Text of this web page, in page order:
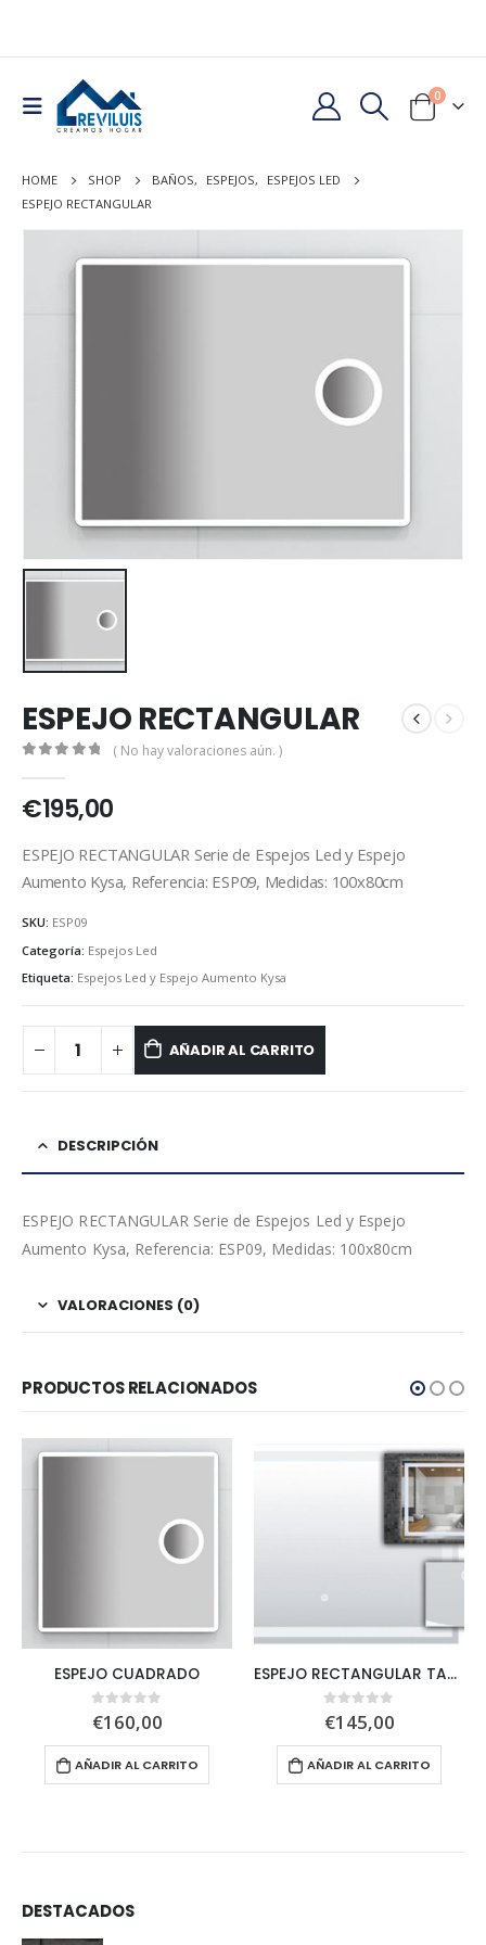
0
HOME SHOP BAÑOS, ESPEJOS,
ESPEJOS LED
ESPEJO RECTANGULAR
ESPEJO RECTANGULAR
( No hay valoraciones aún. )
€195,00
ESPEJO RECTANGULAR Serie de Espejos Led y Espejo
Aumento Kysa, Referencia: ESP09, Medidas: 100x80cm
SKU: ESP09
Categoría: Espejos Led
Etiqueta: Espejos Led y Espejo Aumento Kysa
AÑADIR AL CARRITO
DESCRIPCIÓN
ESPEJO RECTANGULAR Serie de Espejos Led y Espejo
Aumento Kysa, Referencia: ESP09, Medidas: 100x80cm
VALORACIONES (0)
PRODUCTOS RELACIONADOS
ESPEJO CUADRADO
0out of 5
€160,00
AÑADIR AL CARRITO
ESPEJO RECTANGULAR TACTIL CON LUZ LED
0out of 5
€145,00
AÑADIR AL CARRITO
DESTACADOS